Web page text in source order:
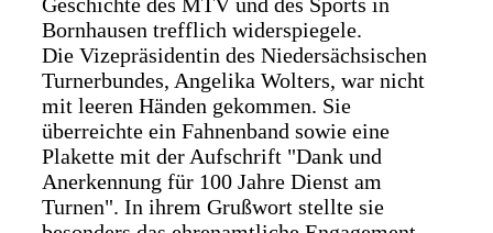
Bornhausen trefflich widerspiegele.
Die Vizepräsidentin des Niedersächsischen
Turnerbundes, Angelika Wolters, war nicht
mit leeren Händen gekommen. Sie
überreichte ein Fahnenband sowie eine
Plakette mit der Aufschrift "Dank und
Anerkennung für 100 Jahre Dienst am
Turnen". In ihrem Grußwort stellte sie